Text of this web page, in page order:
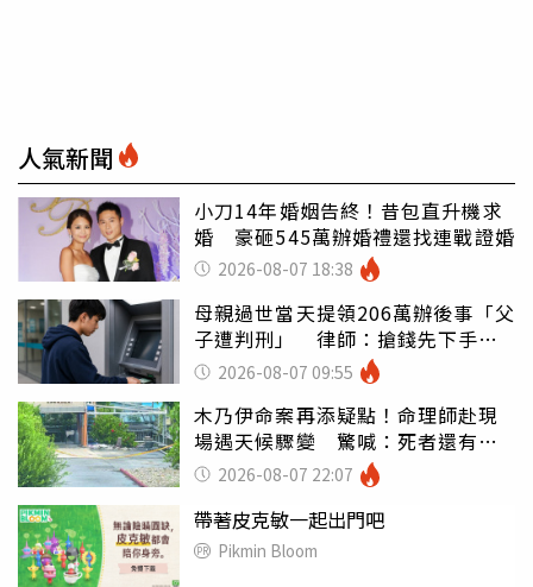
人氣新聞
小刀14年婚姻告終！昔包直升機求
婚 豪砸545萬辦婚禮還找連戰證婚
2026-08-07 18:38
母親過世當天提領206萬辦後事「父
子遭判刑」 律師：搶錢先下手是
罪 2026-08-07 09:55
木乃伊命案再添疑點！命理師赴現
場遇天候驟變 驚喊：死者還有冤
屈 2026-08-07 22:07
帶著皮克敏一起出門吧
Pikmin Bloom